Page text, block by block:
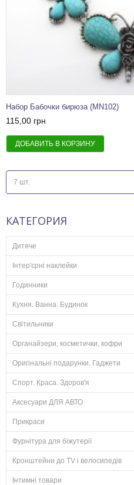
Набор Бабочки бирюза (MN102)
115,00 грн
ДОБАВИТЬ В КОРЗИНУ
7 шт.
КАТЕГОРИЯ
Дитяче
Інтер'єрні наклейки
Годинники
Кухня. Ванна. Будинок
Світильники
Органайзери, косметички, кофри
Оригінальні подарунки. Гаджети
Спорт. Краса. Здоров'я
Аксесуари ДЛЯ АВТО
Прикраси
Фурнітура для біжутерії
Кронштейни до TV і велосипедів
Інтимні товари